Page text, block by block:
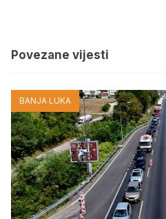
Povezane vijesti
BANJA LUKA